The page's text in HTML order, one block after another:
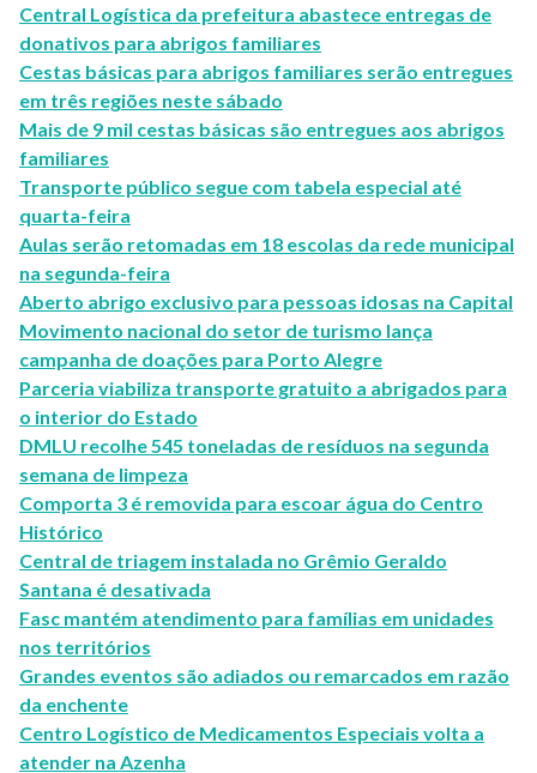
Central Logística da prefeitura abastece entregas de
donativos para abrigos familiares
Cestas básicas para abrigos familiares serão entregues
em três regiões neste sábado
Mais de 9 mil cestas básicas são entregues aos abrigos
familiares
Transporte público segue com tabela especial até
quarta-feira
Aulas serão retomadas em 18 escolas da rede municipal
na segunda-feira
Aberto abrigo exclusivo para pessoas idosas na Capital
Movimento nacional do setor de turismo lança
campanha de doações para Porto Alegre
Parceria viabiliza transporte gratuito a abrigados para
o interior do Estado
DMLU recolhe 545 toneladas de resíduos na segunda
semana de limpeza
Comporta 3 é removida para escoar água do Centro
Histórico
Central de triagem instalada no Grêmio Geraldo
Santana é desativada
Fasc mantém atendimento para famílias em unidades
nos territórios
Grandes eventos são adiados ou remarcados em razão
da enchente
Centro Logístico de Medicamentos Especiais volta a
atender na Azenha